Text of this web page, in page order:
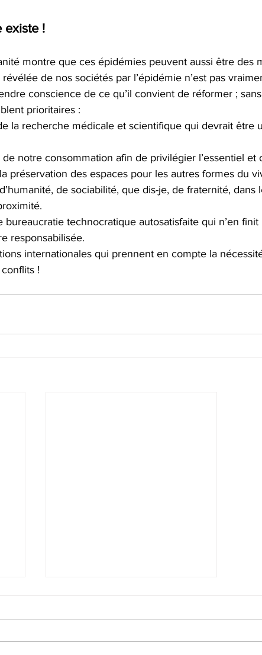
existe !
montre que ces épidémies peuvent aussi être des
révélée de nos sociétés par l’épidémie n’est pas
conscience de ce qu’il convient de réformer ;
prioritaires :
la recherche médicale et scientifique qui devrait être
notre consommation afin de privilégier l’essentiel et
préservation des espaces pour les autres formes du
de sociabilité, que dis-je, de fraternité, dans
bureaucratie technocratique autosatisfaite qui n’en finit
responsabilisée.
internationales qui prennent en compte la
!